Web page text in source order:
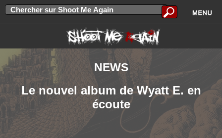
NEWS
Le nouvel album de Wyatt E. en
écoute